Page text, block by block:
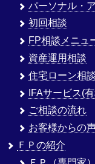
パーソナル・
初回相談
FP相談メニュ
資産運用相談
住宅ローン相談
IFAサービス(
ご相談の流れ
お客様からの
ＦＰの紹介